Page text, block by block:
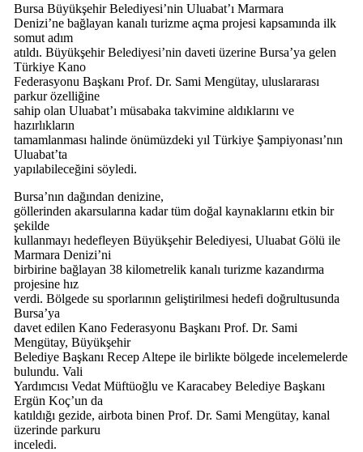
Bursa Büyükşehir Belediyesi’nin Uluabat’ı Marmara
Denizi’ne bağlayan kanalı turizme açma projesi kapsamında ilk
somut adım
atıldı. Büyükşehir Belediyesi’nin daveti üzerine Bursa’ya gelen
Türkiye Kano
Federasyonu Başkanı Prof. Dr. Sami Mengütay, uluslararası
parkur özelliğine
sahip olan Uluabat’ı müsabaka takvimine aldıklarını ve
hazırlıkların
tamamlanması halinde önümüzdeki yıl Türkiye Şampiyonası’nın
Uluabat’ta
yapılabileceğini söyledi.
Bursa’nın dağından denizine,
göllerinden akarsularına kadar tüm doğal kaynaklarını etkin bir
şekilde
kullanmayı hedefleyen Büyükşehir Belediyesi, Uluabat Gölü ile
Marmara Denizi’ni
birbirine bağlayan 38 kilometrelik kanalı turizme kazandırma
projesine hız
verdi. Bölgede su sporlarının geliştirilmesi hedefi doğrultusunda
Bursa’ya
davet edilen Kano Federasyonu Başkanı Prof. Dr. Sami
Mengütay, Büyükşehir
Belediye Başkanı Recep Altepe ile birlikte bölgede incelemelerde
bulundu. Vali
Yardımcısı Vedat Müftüoğlu ve Karacabey Belediye Başkanı
Ergün Koç’un da
katıldığı gezide, airbota binen Prof. Dr. Sami Mengütay, kanal
üzerinde parkuru
inceledi.